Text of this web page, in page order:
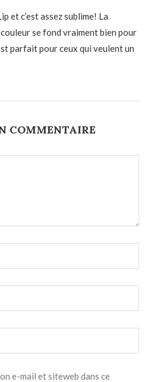
et c’est assez sublime! La
se fond vraiment bien pour
parfait pour ceux qui veulent un
COMMENTAIRE
e-mail et siteweb dans ce